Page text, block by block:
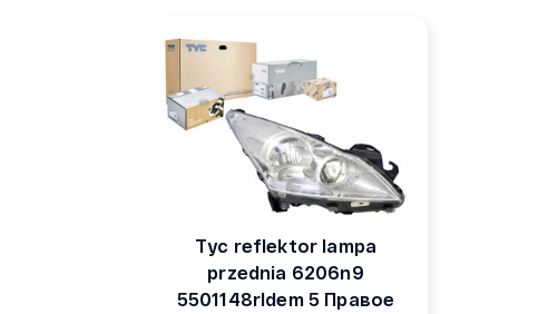
Tyc reflektor lampa
przednia 6206n9
5501148rldem 5 Правое